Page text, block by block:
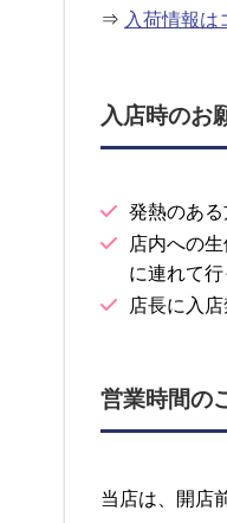
⇒ 入荷情報は
入店時のお
発熱のある
店内への
に連れて行
店長に入
営業時間の
当店は、開店